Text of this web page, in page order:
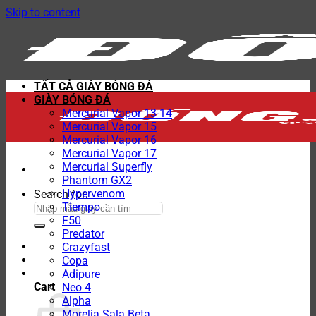
Skip to content
Search for:
Cart
TẤT CẢ GIÀY BÓNG ĐÁ
GIÀY BÓNG ĐÁ
Mercurial Vapor 13-14
Mercurial Vapor 15
Mercurial Vapor 16
Mercurial Vapor 17
Mercurial Superfly
Phantom GX2
Hypervenom
Tiempo
F50
Predator
Crazyfast
Copa
Adipure
Neo 4
Alpha